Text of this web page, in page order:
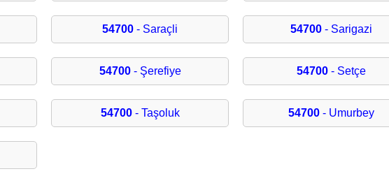
54700 - Saraçli 54700 - Sarigazi
54700- Şerefiye 54700 - Setçe
54700- Taşoluk 54700 - Umurbey